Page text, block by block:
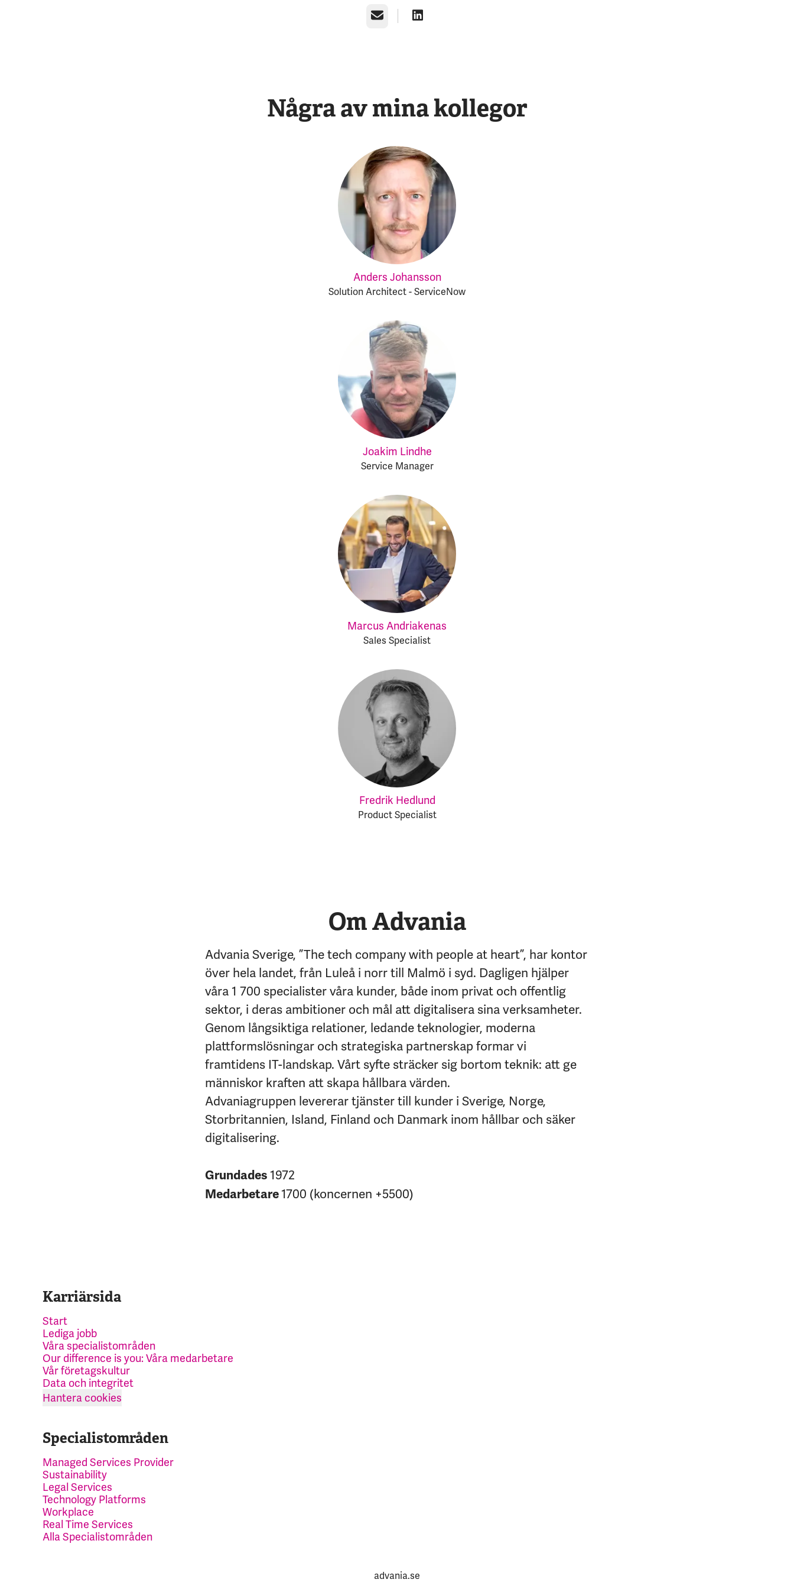
E-post
Några av mina kollegor
Anders Johansson
Solution Architect - ServiceNow
Joakim Lindhe
Service Manager
Marcus Andriakenas
Sales Specialist
Fredrik Hedlund
Product Specialist
Om Advania
Advania Sverige, ”The tech company with people at heart”, har kontor
över hela landet, från Luleå i norr till Malmö i syd. Dagligen hjälper
våra 1 700 specialister våra kunder, både inom privat och offentlig
sektor, i deras ambitioner och mål att digitalisera sina verksamheter.
Genom långsiktiga relationer, ledande teknologier, moderna
plattformslösningar och strategiska partnerskap formar vi
framtidens IT-landskap. Vårt syfte sträcker sig bortom teknik: att ge
människor kraften att skapa hållbara värden.
Advaniagruppen levererar tjänster till kunder i Sverige, Norge,
Storbritannien, Island, Finland och Danmark inom hållbar och säker
digitalisering.
Grundades1972
Medarbetare1700 (koncernen +5500)
Karriärsida
Start
Lediga jobb
Våra specialistområden
Our difference is you: Våra medarbetare
Vår företagskultur
Data och integritet
Hantera cookies
Specialistområden
Managed Services Provider
Sustainability
Legal Services
Technology Platforms
Workplace
Real Time Services
Alla Specialistområden
advania.se